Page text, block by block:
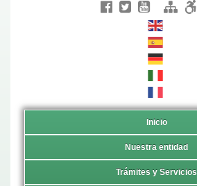
Inicio
Nuestra entidad
Trámites y Servicios